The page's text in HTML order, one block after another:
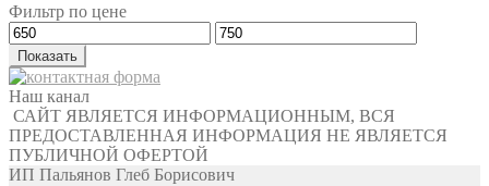
Фильтр по цене
Показать
Наш канал
САЙТ ЯВЛЯЕТСЯ ИНФОРМАЦИОННЫМ, ВСЯ
ПРЕДОСТАВЛЕННАЯ ИНФОРМАЦИЯ НЕ ЯВЛЯЕТСЯ
ПУБЛИЧНОЙ ОФЕРТОЙ
ИП Пальянов Глеб Борисович